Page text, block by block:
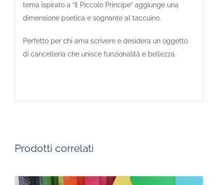
tema ispirato a “Il Piccolo Principe” aggiunge una
dimensione poetica e sognante al taccuino.
Perfetto per chi ama scrivere e desidera un oggetto
di cancelleria che unisce funzionalità e bellezza.
Prodotti correlati